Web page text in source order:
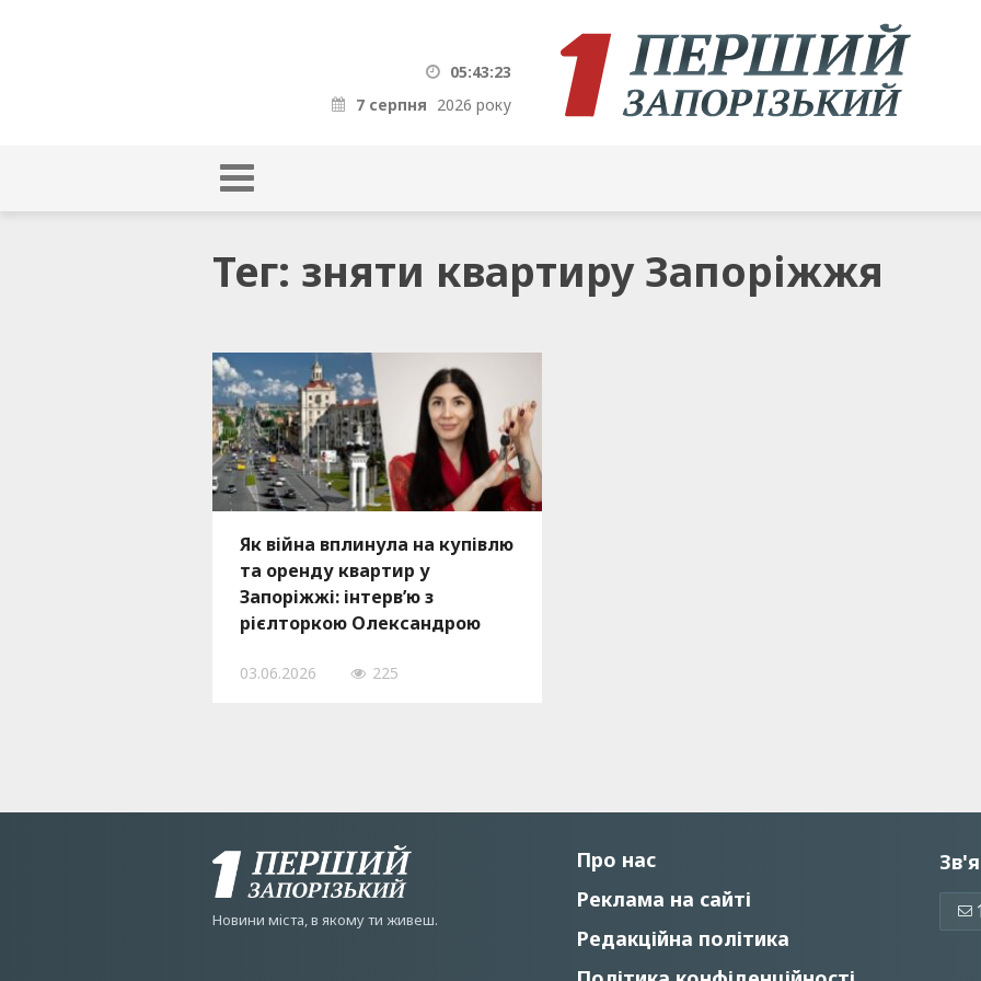
05:43:23
7 серпня 2026 року
Тег: зняти квартиру Запоріжжя
Як війна вплинула на купівлю
та оренду квартир у
Запоріжжі: інтерв’ю з
рієлторкою Олександрою
03.06.2026 225
Новини мiста, в якому ти живеш.
Про нас
Реклама на сайті
Редакційна політика